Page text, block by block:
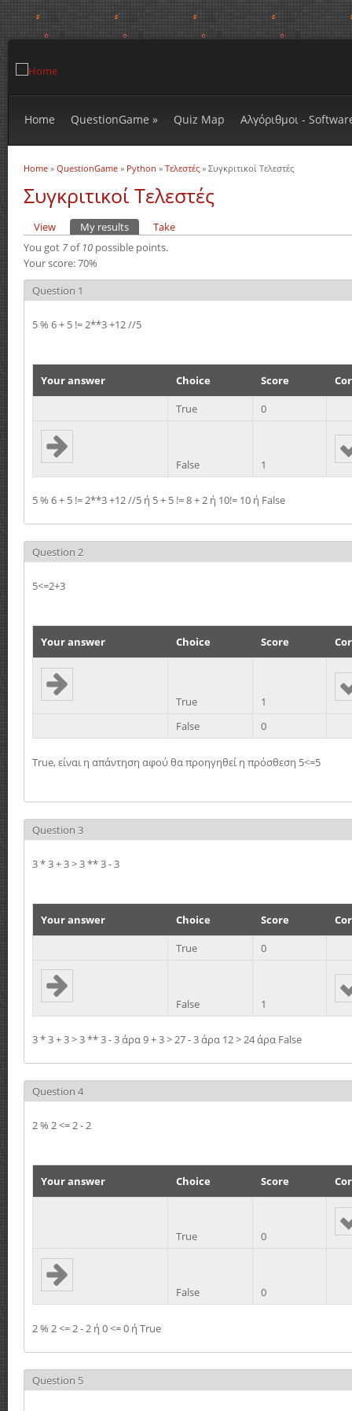
Home QuestionGame » Quiz Map Αλγόριθμοι -
You are here
Home » QuestionGame » Python » Τελεστές » Συγκριτικοί Τελεστές
Συγκριτικοί Τελεστές
Primary tabs
View My results (active tab)
Take
You got 7of 10 possible points.
Your score: 70%
Question 1
5 % 6 + 5 != 2**3 +12 //5
Your answer Choice Score
True
0
False 1
5 % 6 + 5 != 2**3 +12 //5 ή 5 + 5 != 8 + 2 ή 10!= 10 ή False
Question 2
5<=2+3
Your answer Choice Score
True
1
False
0
True, είναι η απάντηση αφού θα προηγηθεί η πρόσθεση 5<=5
Question 3
3 * 3 + 3 > 3 ** 3 - 3
Your answer Choice Score
True
0
False 1
3 * 3 + 3 > 3 ** 3 - 3 άρα 9 + 3 > 27 - 3 άρα 12 > 24 άρα False
Question 4
2 % 2 <= 2 - 2
Your answer Choice Score
True 0
False 0
2 % 2 <= 2 - 2 ή 0 <= 0 ή True
Question 5